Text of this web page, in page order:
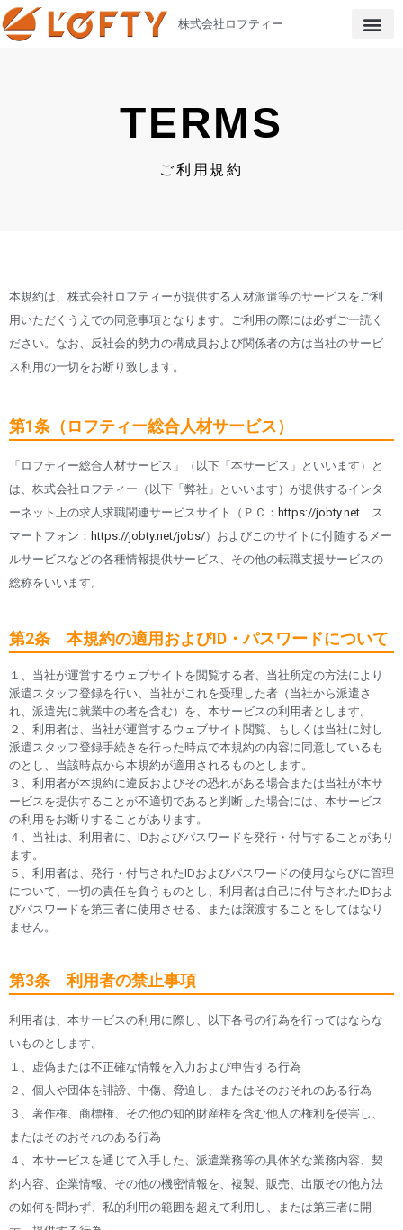
株式会社ロフティー
TERMS
ご利用規約
本規約は、株式会社ロフティーが提供する人材派遣等のサービスをご利
用いただくうえでの同意事項となります。ご利用の際には必ずご一読く
ださい。なお、反社会的勢力の構成員および関係者の方は当社のサービ
ス利用の一切をお断り致します。
第1条（ロフティー総合人材サービス）
「ロフティー総合人材サービス」（以下「本サービス」といいます）と
は、株式会社ロフティー（以下「弊社」といいます）が提供するインタ
ーネット上の求人求職関連サービスサイト（ＰＣ： https://jobty.net ス
マートフォン： https://jobty.net/jobs/）およびこのサイトに付随するメー
ルサービスなどの各種情報提供サービス、その他の転職支援サービスの
総称をいいます。
第2条 本規約の適用およびID・パスワードについて
１、当社が運営するウェブサイトを閲覧する者、当社所定の方法により
派遣スタッフ登録を行い、当社がこれを受理した者（当社から派遣さ
れ、派遣先に就業中の者を含む）を、本サービスの利用者とします。
２、利用者は、当社が運営するウェブサイト閲覧、もしくは当社に対し
派遣スタッフ登録手続きを行った時点で本規約の内容に同意しているも
のとし、当該時点から本規約が適用されるものとします。
３、利用者が本規約に違反およびその恐れがある場合または当社が本サ
ービスを提供することが不適切であると判断した場合には、本サービス
の利用をお断りすることがあります。
４、当社は、利用者に、IDおよびパスワードを発行・付与することがあり
ます。
５、利用者は、発行・付与されたIDおよびパスワードの使用ならびに管理
について、一切の責任を負うものとし、利用者は自己に付与されたIDおよ
びパスワードを第三者に使用させる、または譲渡することをしてはなり
ません。
第3条 利用者の禁止事項
利用者は、本サービスの利用に際し、以下各号の行為を行ってはならな
いものとします。
１、虚偽または不正確な情報を入力および申告する行為
２、個人や団体を誹謗、中傷、脅迫し、またはそのおそれのある行為
３、著作権、商標権、その他の知的財産権を含む他人の権利を侵害し、
またはそのおそれのある行為
４、本サービスを通じて入手した、派遣業務等の具体的な業務内容、契
約内容、企業情報、その他の機密情報を、複製、販売、出版その他方法
の如何を問わず、私的利用の範囲を超えて利用し、または第三者に開